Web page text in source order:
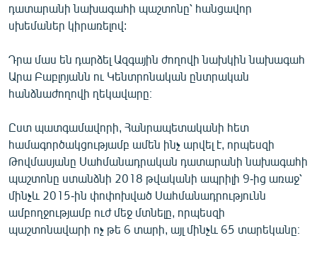
ՀԵՏԵՎԵՔ ՄԵԶ
դատարանի նախագահի պաշտոնը՝ հանցավոր
սխեմաներ կիրառելով:
Դրա մաս են դարձել Ազգային ժողովի նախկին նախագահ
Արա Բաբլոյանն ու Կենտրոնական ընտրական
հանձնաժողովի ղեկավարը։
Ըստ պատգամավորի, Հանրապետականի հետ
համագործակցությամբ ամեն ինչ արվել է, որպեսզի
Թովմասյանը Սահմանադրական դատարանի նախագահի
պաշտոնը ստանձնի 2018 թվականի ապրիլի 9-ից առաջ՝
մինչև 2015-ին փոփոխված Սահմանադրությունն
ամբողջությամբ ուժ մեջ մտնելը, որպեսզի
պաշտոնավարի ոչ թե 6 տարի, այլ մինչև 65 տարեկանը։